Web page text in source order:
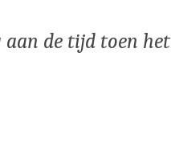
aan de tijd toen het